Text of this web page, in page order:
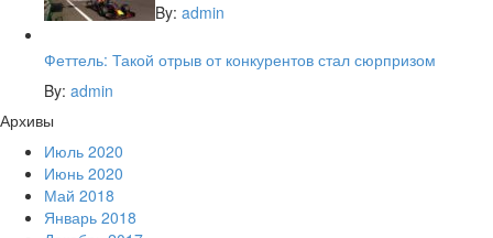
By: admin
Феттель: Такой отрыв от конкурентов стал сюрпризом
By: admin
Архивы
Июль 2020
Июнь 2020
Май 2018
Январь 2018